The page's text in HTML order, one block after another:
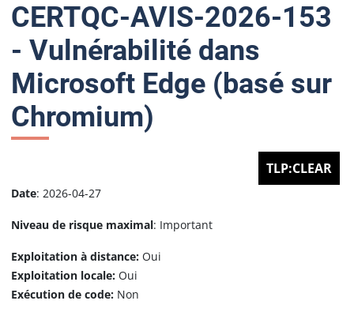
e
u
CERTQC-AVIS-2026-153
- Vulnérabilité dans
Microsoft Edge (basé sur
Chromium)
TLP:CLEAR
Date: 2026-04-27
Niveau de risque maximal: Important
Exploitation à distance: Oui
Exploitation locale: Oui
Exécution de code: Non